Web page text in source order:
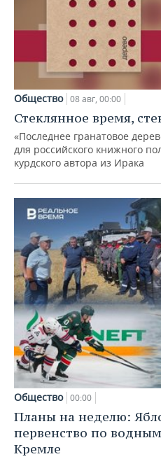
Общество 08 авг, 00:00
Стеклянное время,
«Последнее гранатовое
для российского книжного
курдского автора из Ирака
Общество 00:00
Планы на неделю:
первенство по
Кремле